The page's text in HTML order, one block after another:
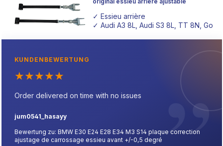
✓ Essieu arrière
✓ Audi A3 8L, Audi S3 8L, TT 8N, Golf
KUNDENBEWERTUNG
★★★★★
Order delivered on time with no issues
jum0541_hasayy
Bewertung zu: BMW E30 E24 E28 E34 M3 S14 plaque correction
ajustage de carrossage essieu avant +/-0,5 degré